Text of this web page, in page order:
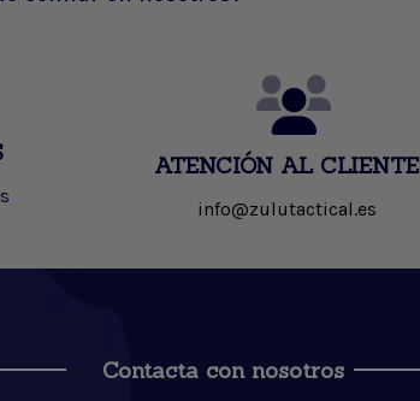
ATENCIÓN AL CLIENTE
info@zulutactical.es
Contacta con nosotros